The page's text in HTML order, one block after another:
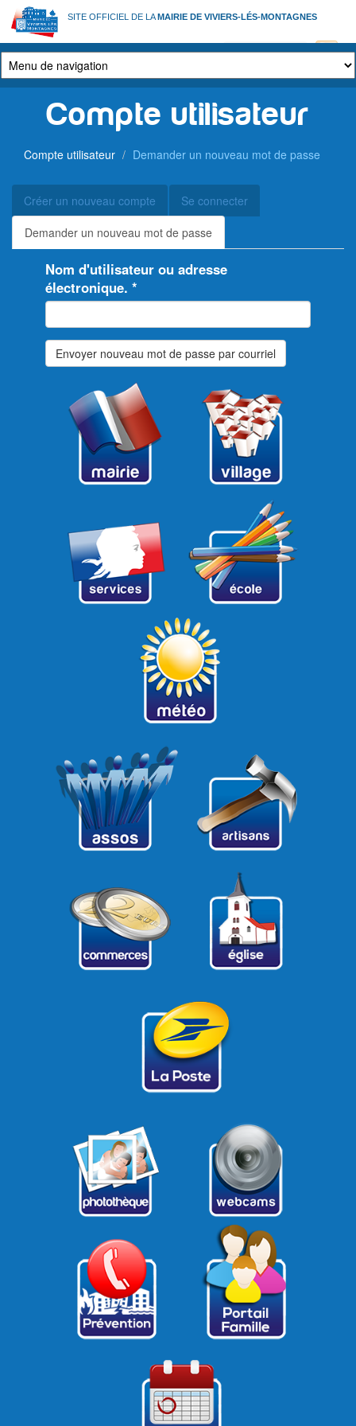
Aller
au
contenu
principal
SITE OFFICIEL DE LAMAIRIE DE VIVIERS-LÉS-MONTAGNES
Compte utilisateur
Compte utilisateur Demander un nouveau mot de passe
Onglets
principaux
Créer un nouveau compte
Se connecter
Demander un nouveau mot de passe
actif)
Nom d'utilisateur ou adresse
électronique. *
Envoyer nouveau mot de passe par courriel